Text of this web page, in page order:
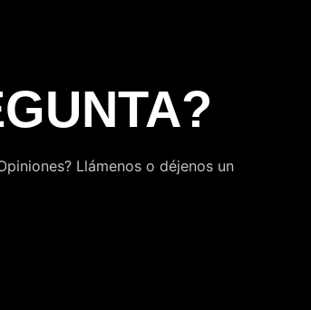
Llámenos o déjenos un